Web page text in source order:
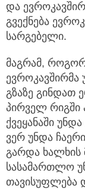
და
გვექნება
სარგებელი.
მაგრამ,
გზაზე გინდათ
პირველ
ქვეყანაში
ვერ უნდა
გარდა ხალხის
სასამართლო
თავისუფლება